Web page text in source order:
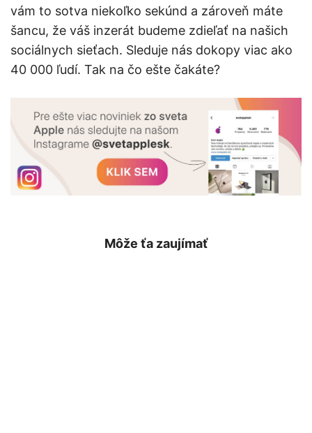
vám to sotva niekoľko sekúnd a zároveň máte
šancu, že váš inzerát budeme zdieľať na našich
sociálnych sieťach. Sleduje nás dokopy viac ako
40 000 ľudí. Tak na čo ešte čakáte?
Môže ťa zaujímať